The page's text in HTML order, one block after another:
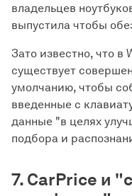
владельцев
выпустила чтобы
Зато известно, что в
существует
умолчанию, чтобы
введенные с
данные "в целях
подбора и
7. CarPrice и